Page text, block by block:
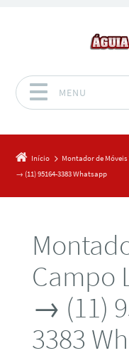
MENU
Início Montador de Móveis
→ (11) 95164-3383 Whatsapp
Campo
→ (11)
3383